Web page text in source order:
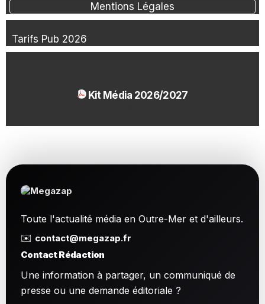
Mentions Légales
Tarifs Pub 2026
Kit Média 2026/2027
Toute l'actualité média en Outre-Mer et d'ailleurs.
✉️ contact@megazap.fr
Contact Rédaction
Une information à partager, un communiqué de
presse ou une demande éditoriale ?